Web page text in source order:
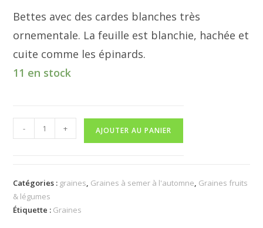
Bettes avec des cardes blanches très
ornementale. La feuille est blanchie, hachée et
cuite comme les épinards.
11 en stock
quantité
de
cardes
blanches
- + AJOUTER AU PANIER
Catégories : graines, Graines à semer à l'automne, Graines fruits
& légumes
Étiquette : Graines